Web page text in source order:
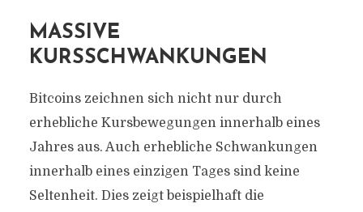
MASSIVE
KURSSCHWANKUNGEN
Bitcoins zeichnen sich nicht nur durch
erhebliche Kursbewegungen innerhalb eines
Jahres aus. Auch erhebliche Schwankungen
innerhalb eines einzigen Tages sind keine
Seltenheit. Dies zeigt beispielhaft die